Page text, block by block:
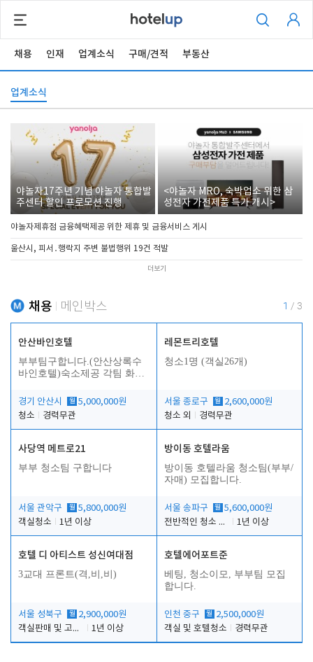
채용 인재 업계소식 구매/견적 부동산
업계소식
야놀자17주년 기념 야놀자 통합발
주센터 할인 프로모션 진행
<야놀자 MRO, 숙박업소 위한 삼
성전자 가전제품 특가 개시>
야놀자제휴점 금융혜택제공 위한 제휴 및 금융서비스 게시
울산시, 피서․행락지 주변 불법행위 19건 적발
더보기
채용 메인박스 1 / 3
안산바인호텔
부부팀구합니다.(안산상록수
바인호텔)숙소제공 각팀 화장
경기 안산시
월 5,000,000원
청소
경력무관
레몬트리호텔
청소1명 (객실26개)
서울 종로구 월 2,600,000원
청소 외
경력무관
사당역 메트로21
부부 청소팀 구합니다
서울 관악구 월 5,800,000원
객실청소
1년 이상
방이동 호텔라움
방이동 호텔라움 청소팀(부부/
자매) 모집합니다.
서울 송파구 월 5,600,000원
전반적인 청소 업무(객실청소.객실정리)
1년 이상
호텔 디 아티스트 성신여대점
3교대 프론트(격,비,비)
서울 성북구 월 2,900,000원
객실판매 및 고객응대
1년 이상
호텔에어포트준
베팅, 청소이모, 부부팀 모집
합니다.
인천 중구 월 2,500,000원
객실 및 호텔청소
경력무관